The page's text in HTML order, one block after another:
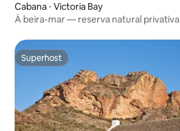
Cabana ⋅ Victoria Bay
À beira-mar — reserva natural privativa
Superhost
Superhost